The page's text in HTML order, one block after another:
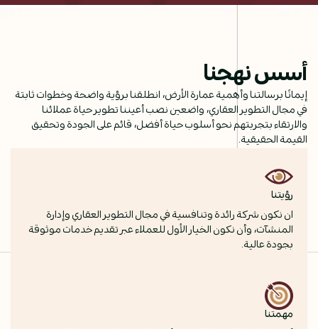
أسس نهجنا
إيمانًا برسالتنا وأهمية عمارة الأرض، انطلقنا برؤية واضحة وخطوات ثابتة
في مجال التطوير العقاري، واضعين نصب أعيننا تطوير حياة عملائنا
والارتقاء بتجربتهم نحو أسلوب حياة أفضل، قائم على الجودة وتحقيق
القيمة الحقيقية.
رؤيتنا
ان نكون شركة رائدة وتنافسية في مجال التطوير العقاري وإدارة
المنشآت، وأن نكون الخيار الأول للعملاء عبر تقديم خدمات موثوقة
بجودة عالية.
مهمتنا